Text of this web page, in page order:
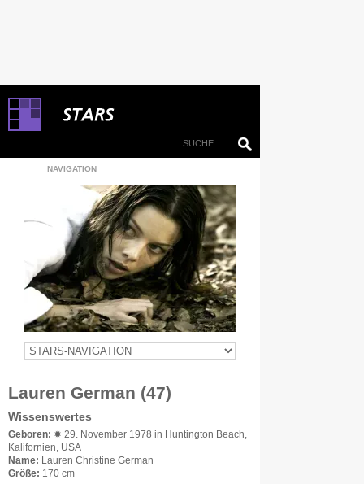
NAVIGATION
Lauren German (47)
Wissenswertes
Geboren: ✹ 29. November 1978 in Huntington Beach,
Kalifornien, USA
Name: Lauren Christine German
Größe: 170 cm